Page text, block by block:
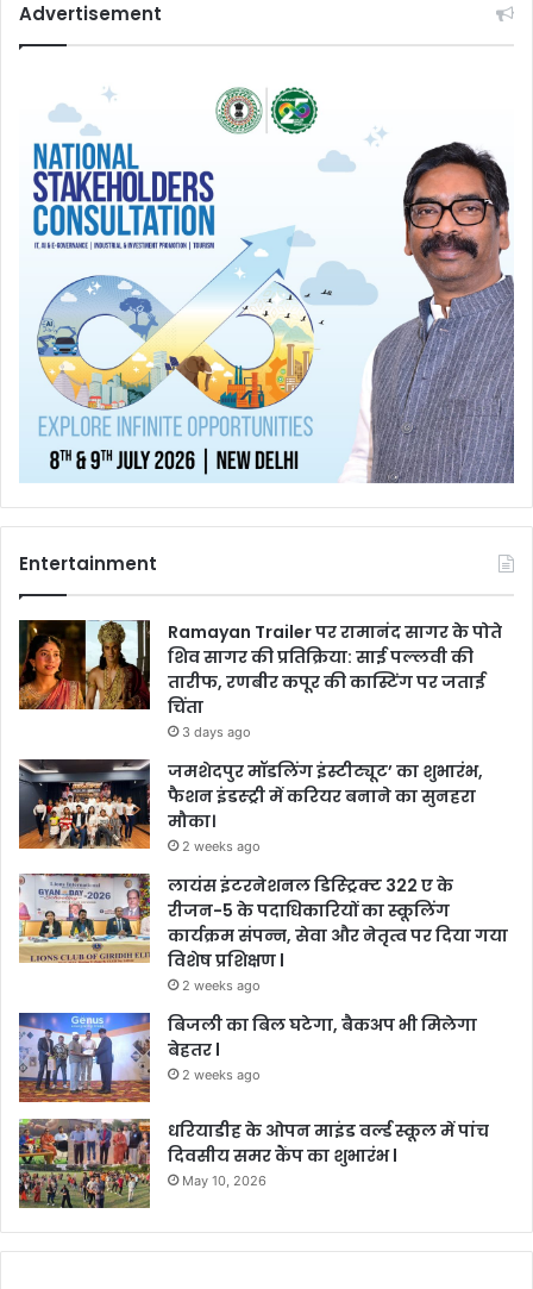
Advertisement
Entertainment
Ramayan Trailer पर रामानंद सागर के पोते
शिव सागर की प्रतिक्रिया: साई पल्लवी की
तारीफ, रणबीर कपूर की कास्टिंग पर जताई
चिंता
3 days ago
जमशेदपुर मॉडलिंग इंस्टीट्यूट’ का शुभारंभ,
फैशन इंडस्ट्री में करियर बनाने का सुनहरा
मौका।
2 weeks ago
लायंस इंटरनेशनल डिस्ट्रिक्ट 322 ए के
रीजन-5 के पदाधिकारियों का स्कूलिंग
कार्यक्रम संपन्न, सेवा और नेतृत्व पर दिया गया
विशेष प्रशिक्षण l
2 weeks ago
बिजली का बिल घटेगा, बैकअप भी मिलेगा
बेहतर l
2 weeks ago
धरियाडीह के ओपन माइंड वर्ल्ड स्कूल में पांच
दिवसीय समर कैंप का शुभारंभ l
May 10, 2026